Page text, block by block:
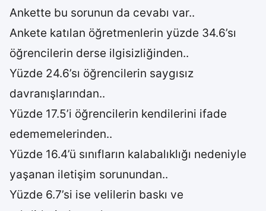
Ankette bu sorunun da cevabı var..
Ankete katılan öğretmenlerin yüzde 34.6’sı
öğrencilerin derse ilgisizliğinden..
Yüzde 24.6’sı öğrencilerin saygısız
davranışlarından..
Yüzde 17.5’i öğrencilerin kendilerini ifade
edememelerinden..
Yüzde 16.4’ü sınıfların kalabalıklığı nedeniyle
yaşanan iletişim sorunundan..
Yüzde 6.7’si ise velilerin baskı ve